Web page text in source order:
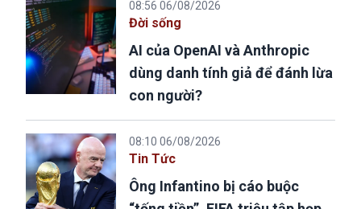
08:56 06/08/2026
Đời sống
AI của OpenAI và Anthropic
dùng danh tính giả để đánh lừa
con người?
08:10 06/08/2026
Tin Tức
Ông Infantino bị cáo buộc